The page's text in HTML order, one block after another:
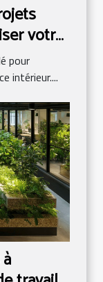
votre
pour
intérieur....